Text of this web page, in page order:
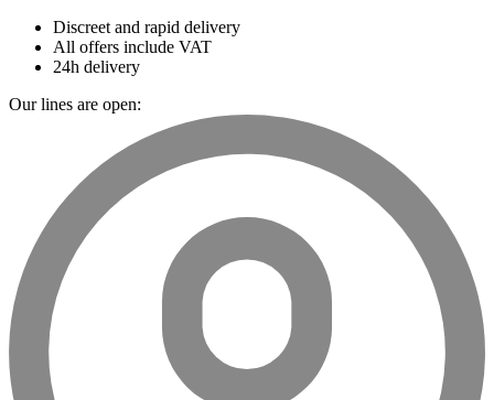
Discreet and rapid delivery
All offers include VAT
24h delivery
Our lines are open: